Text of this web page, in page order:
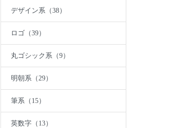
デザイン系（38）
ロゴ（39）
丸ゴシック系（9）
明朝系（29）
筆系（15）
英数字（13）